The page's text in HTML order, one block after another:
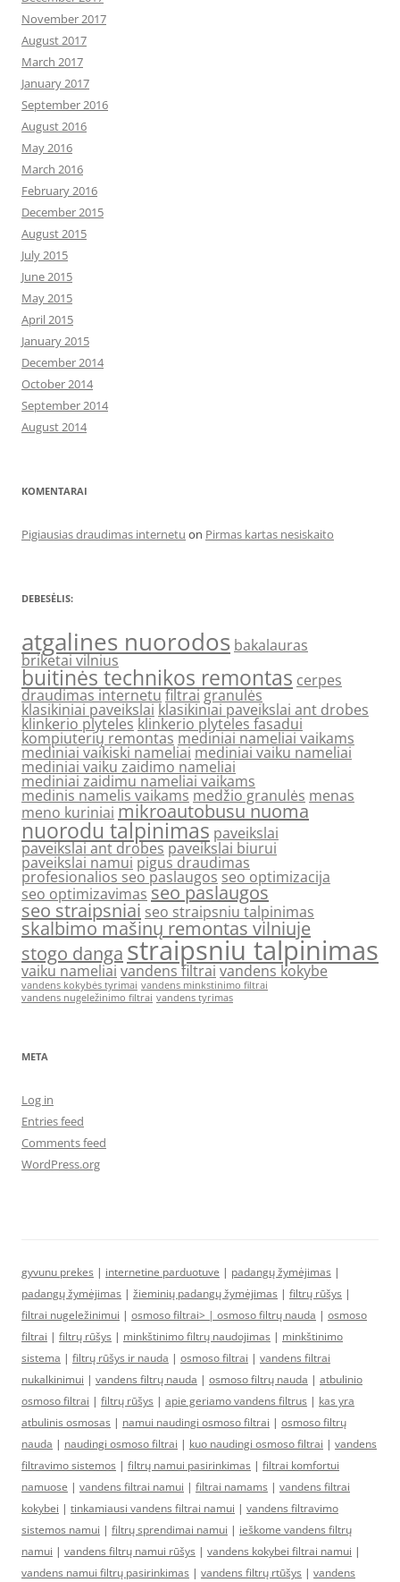
November 2017
August 2017
March 2017
January 2017
September 2016
August 2016
May 2016
March 2016
February 2016
December 2015
August 2015
July 2015
June 2015
May 2015
April 2015
January 2015
December 2014
October 2014
September 2014
August 2014
KOMENTARAI
Pigiausias draudimas internetu on Pirmas kartas nesiskaito
DEBESĖLIS:
atgalines nuorodos bakalauras
briketai vilnius
buitinės technikos remontas cerpes
draudimas internetufiltraigranulės
klasikiniai paveikslai klasikiniai paveikslai ant drobes
klinkerio plyteles klinkerio plyteles fasadui
kompiuterių remontas mediniai nameliai vaikams
mediniai vaikiski nameliai mediniai vaiku nameliai
mediniai vaiku zaidimo nameliai
mediniai zaidimu nameliai vaikams
medinis namelis vaikams medžio granulės menas
meno kuriniai mikroautobusu nuoma
nuorodu talpinimas paveikslai
paveikslai ant drobespaveikslai biurui
paveikslai namui pigus draudimas
profesionalios seo paslaugos seo optimizacija
seo optimizavimas seo paslaugos
seo straipsniai seo straipsniu talpinimas
skalbimo mašinų remontas vilniuje
stogo danga straipsniu talpinimas
vaiku nameliai vandens filtrai vandens kokybe
vandens kokybės tyrimai vandens minkstinimo filtrai
vandens nugeležinimo filtrai vandens tyrimas
META
Log in
Entries feed
Comments feed
WordPress.org
gyvunu prekes | internetine parduotuve | padangų žymėjimas |
padangų žymėjimas | žieminių padangų žymėjimas | filtrų rūšys |
filtrai nugeležinimui | osmoso filtrai> | osmoso filtrų nauda | osmoso
filtrai | filtrų rūšys | minkštinimo filtrų naudojimas | minkštinimo
sistema | filtrų rūšys ir nauda | osmoso filtrai | vandens filtrai
nukalkinimui | vandens filtrų nauda | osmoso filtrų nauda | atbulinio
osmoso filtrai | filtrų rūšys | apie geriamo vandens filtrus | kas yra
atbulinis osmosas | namui naudingi osmoso filtrai | osmoso filtrų
nauda | naudingi osmoso filtrai | kuo naudingi osmoso filtrai | vandens
filtravimo sistemos | filtrų namui pasirinkimas | filtrai komfortui
namuose | vandens filtrai namui | filtrai namams | vandens filtrai
kokybei | tinkamiausi vandens filtrai namui | vandens filtravimo
sistemos namui | filtrų sprendimai namui | ieškome vandens filtrų
namui | vandens filtrų namui rūšys | vandens kokybei filtrai namui |
vandens namui filtrų pasirinkimas | vandens filtrų rtūšys | vandens